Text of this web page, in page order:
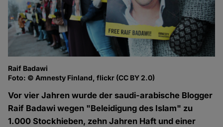
Raif Badawi
Foto: © Amnesty Finland, flickr (CC BY 2.0)
Vor vier Jahren wurde der saudi-arabische Blogger
Raif Badawi wegen "Beleidigung des Islam" zu
1.000 Stockhieben, zehn Jahren Haft und einer